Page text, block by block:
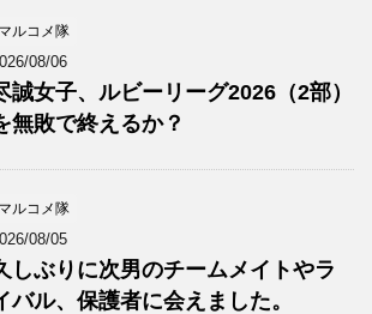
マルコメ隊
08/06
誠女子、ルビーリーグ2026（2部）
無敗で終えるか？
マルコメ隊
08/05
しぶりに次男のチームメイトやラ
バル、保護者に会えました。